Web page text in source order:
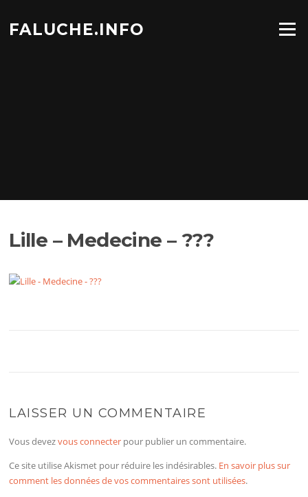
contenu
FALUCHE.INFO Menu
Lille – Medecine – ???
LAISSER UN COMMENTAIRE
Vous devezvous connecter pour publier un commentaire.
Ce site utilise Akismet pour réduire les indésirables. En savoir plus sur
comment les données de vos commentaires sont utilisées.